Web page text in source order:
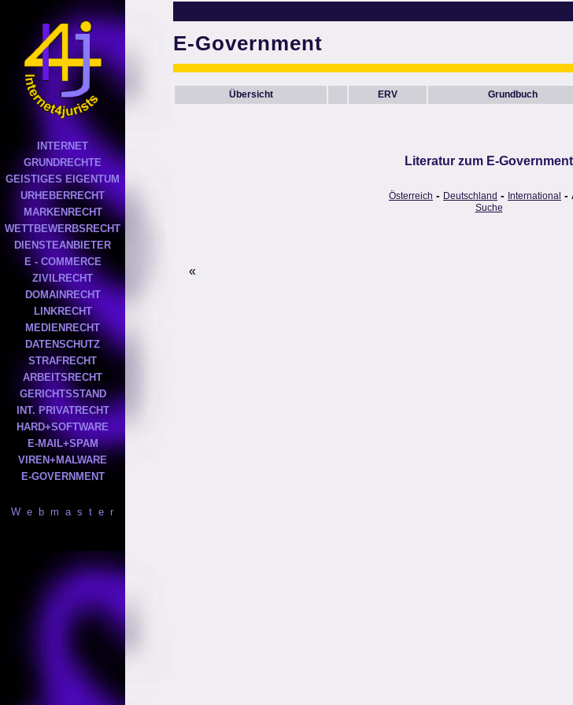
INTERNET
GRUNDRECHTE
GEISTIGES EIGENTUM
URHEBERRECHT
MARKENRECHT
WETTBEWERBSRECHT
DIENSTEANBIETER
E - COMMERCE
ZIVILRECHT
DOMAINRECHT
LINKRECHT
MEDIENRECHT
DATENSCHUTZ
STRAFRECHT
ARBEITSRECHT
GERICHTSSTAND
INT. PRIVATRECHT
HARD+SOFTWARE
E-MAIL+SPAM
VIREN+MALWARE
E-GOVERNMENT
W e b m a s t e r
E-Government
Übersicht ERV Grundbuch
Literatur zum E-Government
Österreich - Deutschland - International -
Suche
«